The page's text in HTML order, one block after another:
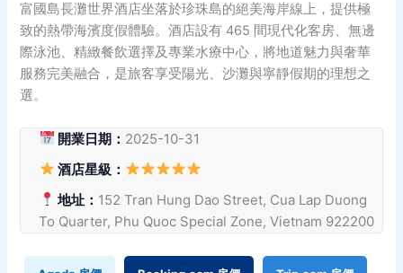
富國島長灘世界酒店坐落於珍珠島的絕美海岸線上，提供極
致的熱帶海濱度假體驗。酒店設有 465 間現代化客房、無邊
際泳池、精緻餐飲選擇及專業水療中心，將地道魅力與奢華
服務完美融合，是旅客享受陽光、沙灘與寧靜假期的理想之
選。
開業日期： 2025-10-31
酒店星級：
地址： 152 Tran Hung Dao Street, Cua Lap Duong
To Quarter, Phu Quoc Special Zone, Vietnam 922200